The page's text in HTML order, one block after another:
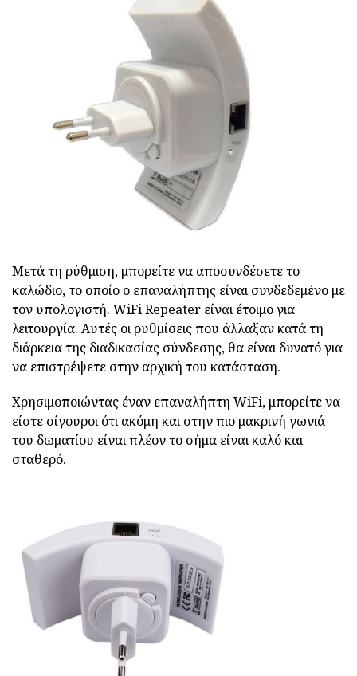
Μετά τη ρύθμιση, μπορείτε να αποσυνδέσετε το
καλώδιο, το οποίο ο επαναλήπτης είναι συνδεδεμένο με
τον υπολογιστή. WiFi Repeater είναι έτοιμο για
λειτουργία. Αυτές οι ρυθμίσεις που άλλαξαν κατά τη
διάρκεια της διαδικασίας σύνδεσης, θα είναι δυνατό για
να επιστρέψετε στην αρχική του κατάσταση.
Χρησιμοποιώντας έναν επαναλήπτη WiFi, μπορείτε να
είστε σίγουροι ότι ακόμη και στην πιο μακρινή γωνιά
του δωματίου είναι πλέον το σήμα είναι καλό και
σταθερό.